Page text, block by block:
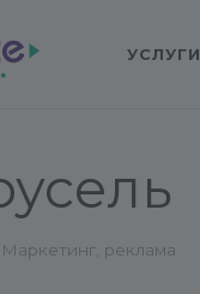
УСЛУГИ
Маркетинг, реклама